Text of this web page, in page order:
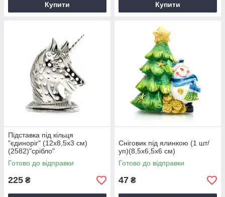
Купити Купити
Підставка під кільця
"єдиноріг" (12х8,5х3 см)
(2582)"срібло"
Готово до відправки
225 ₴
Сніговик під ялинкою (1 шт/
уп)(8,5х6,5х6 см)
Готово до відправки
47 ₴